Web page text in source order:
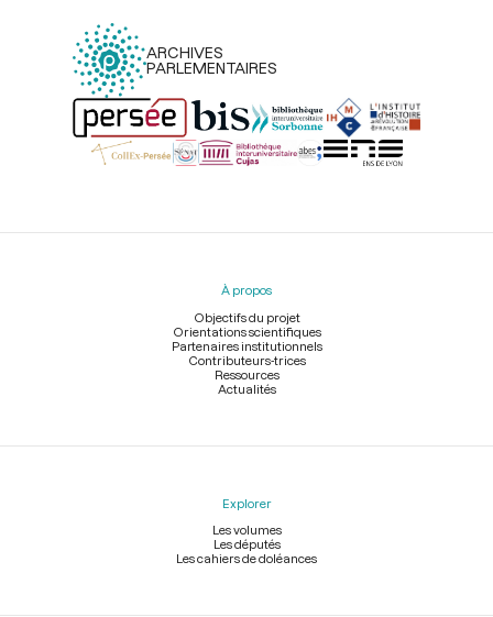
ARCHIVES
PARLEMENTAIRES
Menu
À propos
Objectifs du projet
Orientations scientifiques
Partenaires institutionnels
Contributeurs-trices
Ressources
Actualités
Explorer
Les volumes
Les députés
Les cahiers de doléances